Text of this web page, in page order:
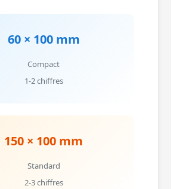
60 × 100 mm
Compact
1-2 chiffres
150 × 100 mm
Standard
2-3 chiffres